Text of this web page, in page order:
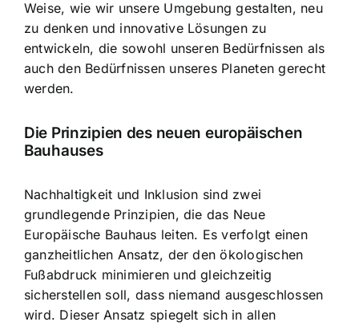
Weise, wie wir unsere Umgebung gestalten, neu
zu denken und innovative Lösungen zu
entwickeln, die sowohl unseren Bedürfnissen als
auch den Bedürfnissen unseres Planeten gerecht
werden.
Die Prinzipien des neuen europäischen
Bauhauses
Nachhaltigkeit und Inklusion sind zwei
grundlegende Prinzipien, die das Neue
Europäische Bauhaus leiten. Es verfolgt einen
ganzheitlichen Ansatz, der den ökologischen
Fußabdruck minimieren und gleichzeitig
sicherstellen soll, dass niemand ausgeschlossen
wird. Dieser Ansatz spiegelt sich in allen